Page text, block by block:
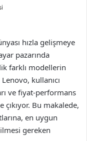
hızla gelişmeye
pazarında
farklı modellerin
kullanıcı
ve fiyat-performans
Bu makalede,
en uygun
gereken